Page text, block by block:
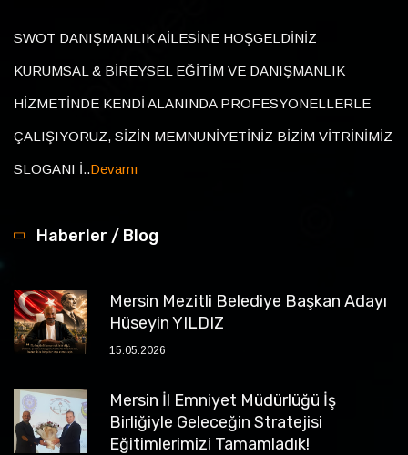
SWOT DANIŞMANLIK AİLESİNE HOŞGELDİNİZ
KURUMSAL & BİREYSEL EĞİTİM VE DANIŞMANLIK
HİZMETİNDE KENDİ ALANINDA PROFESYONELLERLE
ÇALIŞIYORUZ, SİZİN MEMNUNİYETİNİZ BİZİM VİTRİNİMİZ
SLOGANI İ..Devamı
Haberler / Blog
Mersin Mezitli Belediye Başkan Adayı
Hüseyin YILDIZ
15.05.2026
Mersin İl Emniyet Müdürlüğü İş
Birliğiyle Geleceğin Stratejisi
Eğitimlerimizi Tamamladık!